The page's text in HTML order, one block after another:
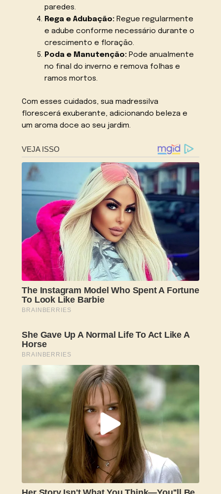
paredes.
Rega e Adubação:Regue regularmente
e adube conforme necessário durante o
crescimento e floração.
Poda e Manutenção:Pode anualmente
no final do inverno e remova folhas e
ramos mortos.
Com esses cuidados, sua madressilva
florescerá exuberante, adicionando beleza e
um aroma doce ao seu jardim.